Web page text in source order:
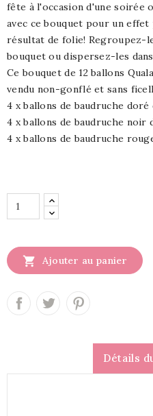
fête à l'occasion d'une soirée
avec ce bouquet pour un
résultat de folie! Regroupez-
bouquet ou dispersez-les
Ce bouquet de 12 ballons
vendu non-gonflé et
4 x ballons de baudruche doré
4 x ballons de baudruche noir
4 x ballons de
 Ajouter au panier
Détails